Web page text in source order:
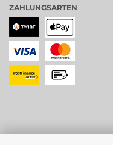
ZAHLUNGSARTEN